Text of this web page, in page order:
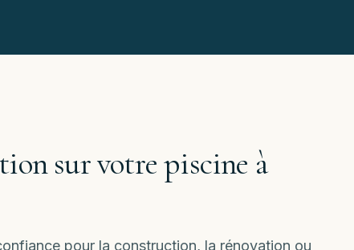
sur votre piscine à
pour la construction, la rénovation ou